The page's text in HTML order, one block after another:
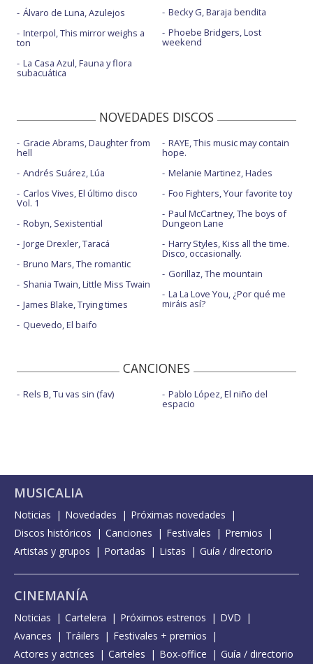
Álvaro de Luna, Azulejos
Interpol, This mirror weighs a
ton
La Casa Azul, Fauna y flora
subacuática
Becky G, Baraja bendita
Phoebe Bridgers, Lost
weekend
NOVEDADES DISCOS
Gracie Abrams, Daughter from
hell
Andrés Suárez, Lúa
Carlos Vives, El último disco
Vol. 1
Robyn, Sexistential
Jorge Drexler, Taracá
Bruno Mars, The romantic
Shania Twain, Little Miss Twain
James Blake, Trying times
Quevedo, El baifo
RAYE, This music may contain
hope.
Melanie Martinez, Hades
Foo Fighters, Your favorite toy
Paul McCartney, The boys of
Dungeon Lane
Harry Styles, Kiss all the time.
Disco, occasionally.
Gorillaz, The mountain
La La Love You, ¿Por qué me
miráis así?
CANCIONES
Rels B, Tu vas sin (fav) Pablo López, El niño del
espacio
MUSICALIA
Noticias Novedades
Próximas novedades
Discos históricos
Canciones Festivales
Premios
Artistas y grupos
Portadas Listas Guía / directorio
CINEMANÍA
Noticias Cartelera Próximos estrenos
DVD
Avances
Tráilers
Festivales + premios
Actores y actrices
Carteles Box-office Guía / directorio